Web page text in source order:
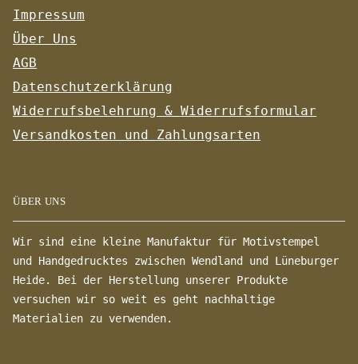
Impressum
Über Uns
AGB
Datenschutzerklärung
Widerrufsbelehrung & Widerrufsformular
Versandkosten und Zahlungsarten
ÜBER UNS
Wir sind eine kleine Manufaktur für Motivstempel
und Handgedrucktes zwischen Wendland und Lüneburger
Heide. Bei der Herstellung unserer Produkte
versuchen wir so weit es geht nachhaltige
Materialien zu verwenden.